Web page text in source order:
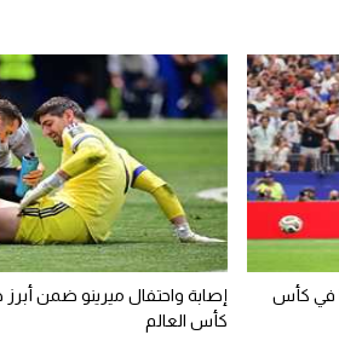
في كأس
إصابة واحتفال ميرينو ضمن أبرز
كأس العالم